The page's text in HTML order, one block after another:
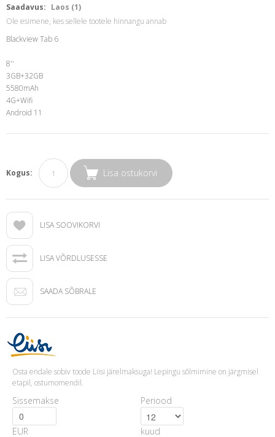
Saadavus: Laos (1)
Ole esimene, kes sellele tootele hinnangu annab
Blackview Tab 6
8''
3GB+32GB
5580mAh
4G+Wifi
Android 11
Kogus: Lisa ostukorvi
LISA SOOVIKORVI
LISA VÕRDLUSESSE
SAADA SÕBRALE
Osta endale sobiv toode Liisi järelmaksuga! Lepingu sõlmimine on järgmisel
etapil, ostumomendil.
Sissemakse
EUR
Periood
kuud